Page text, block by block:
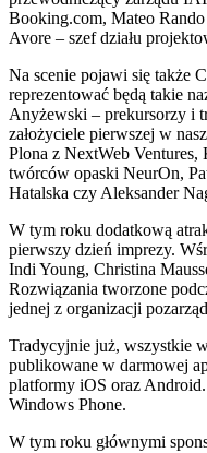
Booking.com, Mateo
Avore – szef działu
Na scenie pojawi się także
reprezentować będą takie
Anyżewski – prekursorzy i
założyciele pierwszej w
Plona z NextWeb
twórców opaski NeurOn,
Hatalska czy Aleksander
W tym roku dodatkową
pierwszy dzień imprezy.
Indi Young, Christina
Rozwiązania tworzone
jednej z organizacji
Tradycyjnie już, wszystkie
publikowane w darmowej
platformy iOS oraz
Windows Phone.
W tym roku głównymi